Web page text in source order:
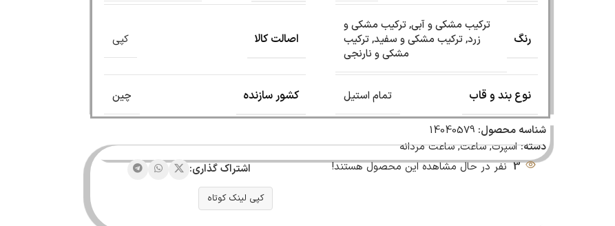
رنگ
ترکیب مشکی و آبی,ترکیب مشکی و
زرد,ترکیب مشکی و سفید,ترکیب
مشکی و نارنجی
اصالت کالا کپی
نوع بند و قاب تمام استیل کشور سازنده چین
شناسه محصول: 14040579
دسته: اسپرت, ساعت, ساعت مردانه
3 نفر در حال مشاهده این محصول هستند! اشتراک گذاری:
کپی لینک کوتاه